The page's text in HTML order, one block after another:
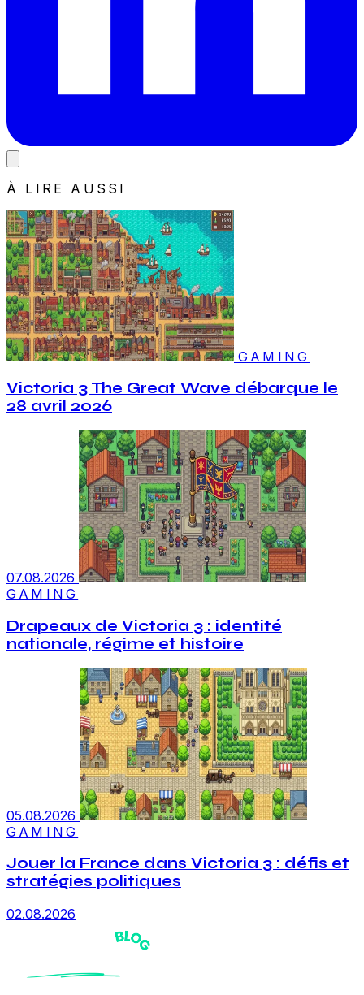
À LIRE AUSSI
GAMING
Victoria 3 The Great Wave débarque le
28 avril 2026
07.08.2026
GAMING
Drapeaux de Victoria 3 : identité
nationale, régime et histoire
05.08.2026
GAMING
Jouer la France dans Victoria 3 : défis et
stratégies politiques
02.08.2026